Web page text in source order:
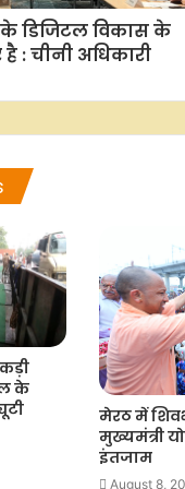
डिजिटल विकास के
: चीनी अधिकारी
के
मेरठ में
मुख्यमंत्री
इंतजाम
August 8,